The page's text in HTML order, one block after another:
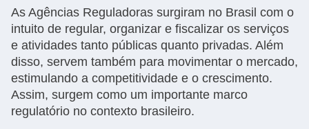
As Agências Reguladoras surgiram no Brasil com o
intuito de regular, organizar e fiscalizar os serviços
e atividades tanto públicas quanto privadas. Além
disso, servem também para movimentar o mercado,
estimulando a competitividade e o crescimento.
Assim, surgem como um importante marco
regulatório no contexto brasileiro.